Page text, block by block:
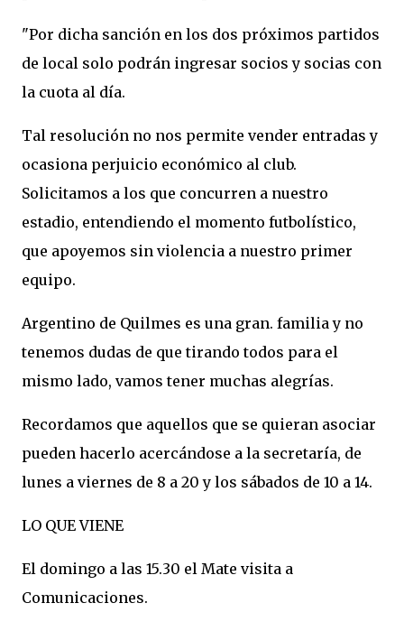
"Por dicha sanción en los dos próximos partidos
de local solo podrán ingresar socios y socias con
la cuota al día.
Tal resolución no nos permite vender entradas y
ocasiona perjuicio económico al club.
Solicitamos a los que concurren a nuestro
estadio, entendiendo el momento futbolístico,
que apoyemos sin violencia a nuestro primer
equipo.
Argentino de Quilmes es una gran. familia y no
tenemos dudas de que tirando todos para el
mismo lado, vamos tener muchas alegrías.
Recordamos que aquellos que se quieran asociar
pueden hacerlo acercándose a la secretaría, de
lunes a viernes de 8 a 20 y los sábados de 10 a 14.
LO QUE VIENE
El domingo a las 15.30 el Mate visita a
Comunicaciones.